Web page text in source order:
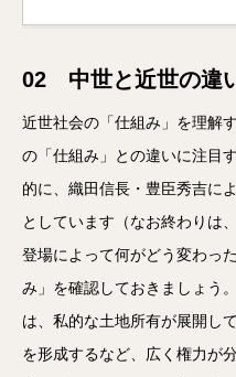
02 中世と近世の違
近世社会の「仕組み」を理解
の「仕組み」との違いに注目
的に、織田信長・豊臣秀吉に
としています（なお終わりは
登場によって何がどう変わっ
み」を確認しておきましょう
は、私的な土地所有が展開し
を形成するなど、広く権力が